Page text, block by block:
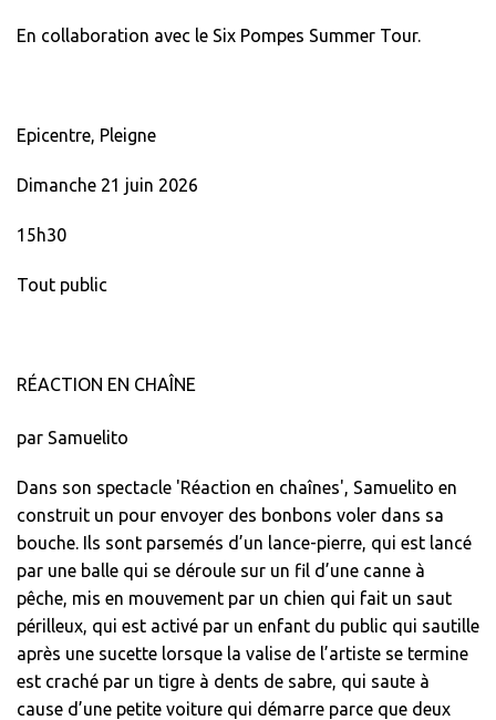
En collaboration avec le Six Pompes Summer Tour.
Epicentre, Pleigne
Dimanche 21 juin 2026
15h30
Tout public
RÉACTION EN CHAÎNE
par Samuelito
Dans son spectacle 'Réaction en chaînes', Samuelito en
construit un pour envoyer des bonbons voler dans sa
bouche. Ils sont parsemés d’un lance-pierre, qui est lancé
par une balle qui se déroule sur un fil d’une canne à
pêche, mis en mouvement par un chien qui fait un saut
périlleux, qui est activé par un enfant du public qui sautille
après une sucette lorsque la valise de l’artiste se termine
est craché par un tigre à dents de sabre, qui saute à
cause d’une petite voiture qui démarre parce que deux